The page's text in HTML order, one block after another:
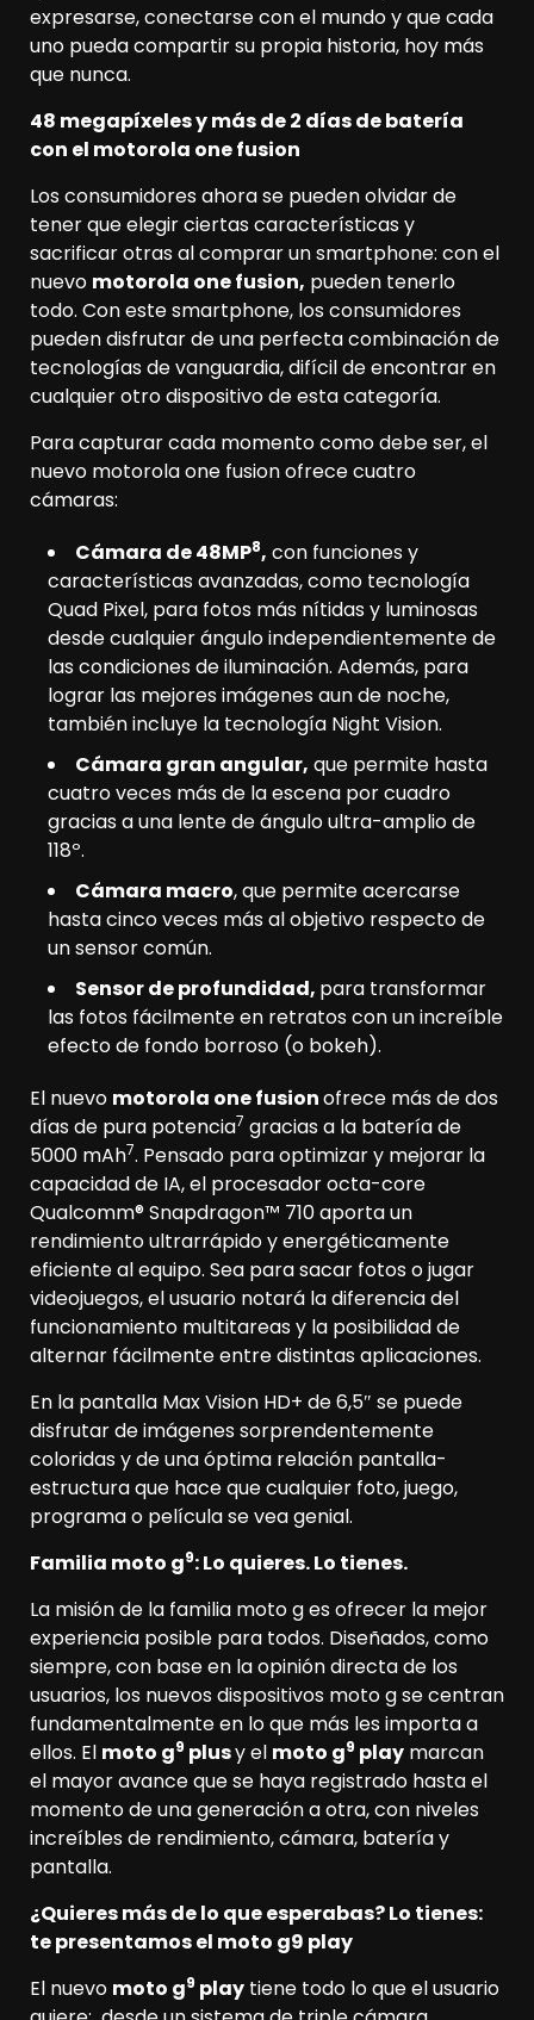
expresarse, conectarse con el mundo y que cada
uno pueda compartir su propia historia, hoy más
que nunca.
48 megapíxeles y más de 2 días de batería
con el motorola one fusion
Los consumidores ahora se pueden olvidar de
tener que elegir ciertas características y
sacrificar otras al comprar un smartphone: con el
nuevo motorola one fusion, pueden tenerlo
todo. Con este smartphone, los consumidores
pueden disfrutar de una perfecta combinación de
tecnologías de vanguardia, difícil de encontrar en
cualquier otro dispositivo de esta categoría.
Para capturar cada momento como debe ser, el
nuevo motorola one fusion ofrece cuatro
cámaras:
Cámara de 48MP8, con funciones y
características avanzadas, como tecnología
Quad Pixel, para fotos más nítidas y luminosas
desde cualquier ángulo independientemente de
las condiciones de iluminación. Además, para
lograr las mejores imágenes aun de noche,
también incluye la tecnología Night Vision.
Cámara gran angular, que permite hasta
cuatro veces más de la escena por cuadro
gracias a una lente de ángulo ultra-amplio de
118º.
Cámara macro, que permite acercarse
hasta cinco veces más al objetivo respecto de
un sensor común.
Sensor de profundidad, para transformar
las fotos fácilmente en retratos con un increíble
efecto de fondo borroso (o bokeh).
El nuevo motorola one fusionofrece más de dos
días de pura potencia7 gracias a la batería de
5000 mAh7. Pensado para optimizar y mejorar la
capacidad de IA, el procesador octa-core
Qualcomm® Snapdragon™ 710 aporta un
rendimiento ultrarrápido y energéticamente
eficiente al equipo. Sea para sacar fotos o jugar
videojuegos, el usuario notará la diferencia del
funcionamiento multitareas y la posibilidad de
alternar fácilmente entre distintas aplicaciones.
En la pantalla Max Vision HD+ de 6,5″ se puede
disfrutar de imágenes sorprendentemente
coloridas y de una óptima relación pantalla-
estructura que hace que cualquier foto, juego,
programa o película se vea genial.
Familia moto g9: Lo quieres. Lo tienes.
La misión de la familia moto g es ofrecer la mejor
experiencia posible para todos. Diseñados, como
siempre, con base en la opinión directa de los
usuarios, los nuevos dispositivos moto g se centran
fundamentalmente en lo que más les importa a
ellos. El moto g9 plusy el moto g9 play marcan
el mayor avance que se haya registrado hasta el
momento de una generación a otra, con niveles
increíbles de rendimiento, cámara, batería y
pantalla.
¿Quieres más de lo que esperabas? Lo tienes:
te presentamos el moto g9 play
El nuevo moto g9 play tiene todo lo que el usuario